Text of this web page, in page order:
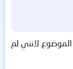
لانني لم